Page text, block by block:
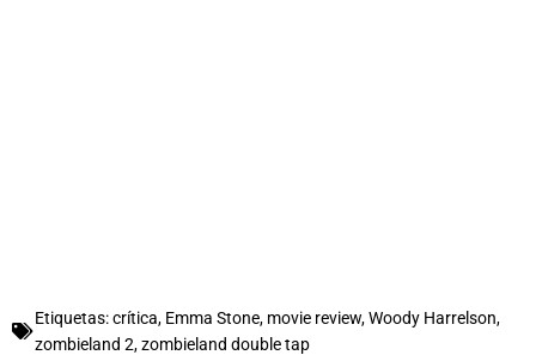
Etiquetas:crítica, Emma Stone, movie review,Woody Harrelson,
zombieland 2,zombieland double tap